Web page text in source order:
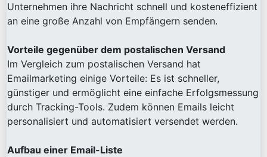
Unternehmen ihre Nachricht schnell und kosteneffizient
an eine große Anzahl von Empfängern senden.
Vorteile gegenüber dem postalischen Versand
Im Vergleich zum postalischen Versand hat
Emailmarketing einige Vorteile: Es ist schneller,
günstiger und ermöglicht eine einfache Erfolgsmessung
durch Tracking-Tools. Zudem können Emails leicht
personalisiert und automatisiert versendet werden.
Aufbau einer Email-Liste